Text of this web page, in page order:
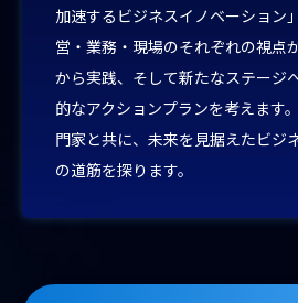
加速するビジネスイノベーション
営・業務・現場のそれぞれの視点
から実践、そして新たなステージ
的なアクションプランを考えます
門家と共に、未来を見据えたビジ
の道筋を探ります。